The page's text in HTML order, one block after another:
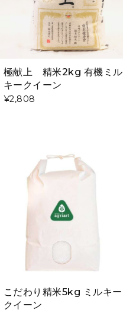
極献上 精米2kg 有機ミル
キークイーン
¥2,808
こだわり精米5kg ミルキー
クイーン